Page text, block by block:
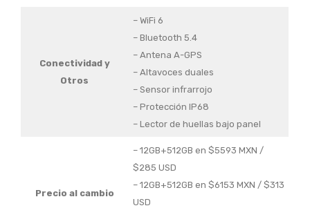
Conectividad y
Otros
– WiFi 6
– Bluetooth 5.4
– Antena A-GPS
– Altavoces duales
– Sensor infrarrojo
– Protección IP68
– Lector de huellas bajo panel
Precio al cambio
– 12GB+512GB en $5593 MXN /
$285 USD
– 12GB+512GB en $6153 MXN / $313
USD